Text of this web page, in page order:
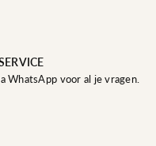
WhatsApp voor al je vragen.